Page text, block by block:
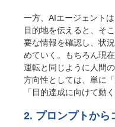
一方、AIエージェント
目的地を伝えると、そ
要な情報を確認し、状
めていく。もちろん現
運転と同じように人間
方向性としては、単に
「目的達成に向けて動
2. プロンプトから